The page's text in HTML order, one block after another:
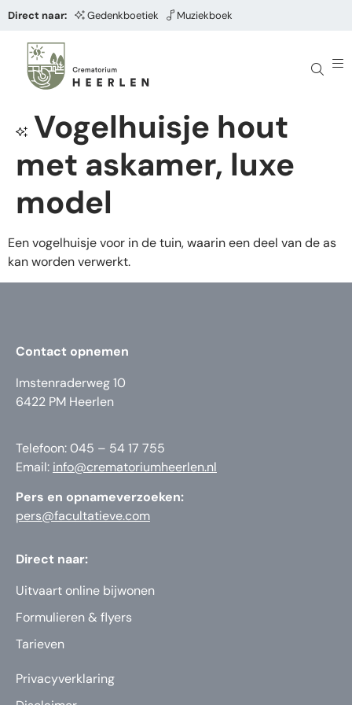
Direct naar: Gedenkboetiek Muziekboek
Vogelhuisje hout
met askamer, luxe
model
Een vogelhuisje voor in de tuin, waarin een deel van de as
kan worden verwerkt.
Contact opnemen
Imstenraderweg 10
6422 PM Heerlen
Telefoon: 045 – 54 17 755
Email: info@crematoriumheerlen.nl
Pers en opnameverzoeken:
pers@facultatieve.com
Direct naar:
Uitvaart online bijwonen
Formulieren & flyers
Tarieven
Privacyverklaring